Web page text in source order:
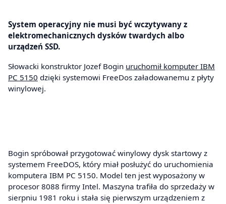
System operacyjny nie musi być wczytywany z
elektromechanicznych dysków twardych albo
urządzeń SSD.
Słowacki konstruktor Jozef Bogin uruchomił komputer IBM
PC 5150 dzięki systemowi FreeDos załadowanemu z płyty
winylowej.
Bogin spróbował przygotować winylowy dysk startowy z
systemem FreeDOS, który miał posłużyć do uruchomienia
komputera IBM PC 5150. Model ten jest wyposażony w
procesor 8088 firmy Intel. Maszyna trafiła do sprzedaży w
sierpniu 1981 roku i stała się pierwszym urządzeniem z